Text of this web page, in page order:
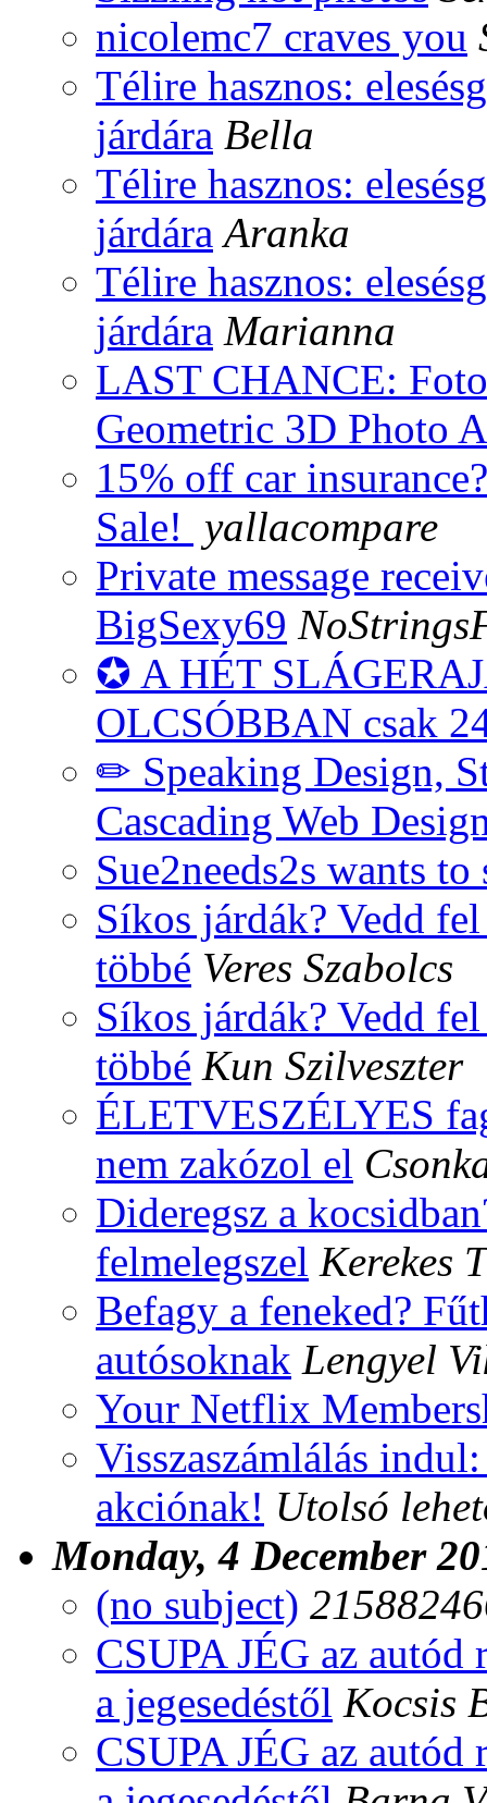
nicolemc7 craves you
Télire hasznos:
járdára Bella
Télire hasznos:
járdára Aranka
Télire hasznos:
járdára Marianna
LAST CHANCE:
Geometric 3D Photo
15% off car
Sale! yallacompare
Private message
BigSexy69
✪ A HÉT
OLCSÓBBAN csak
✏ Speaking Design,
Cascading Web
Sue2needs2s wants
Síkos járdák? Vedd
többé Veres Szabolcs
Síkos járdák? Vedd
többé Kun Szilveszter
ÉLETVESZÉLYES
nem zakózol el
Dideregsz a
felmelegszel Kerekes
Befagy a feneked?
autósoknak Lengyel
Your Netflix
Visszaszámlálás
akciónak! Utolsó
Monday, 4 December
(no subject)
CSUPA JÉG az
a jegesedéstől Kocsis
CSUPA JÉG az